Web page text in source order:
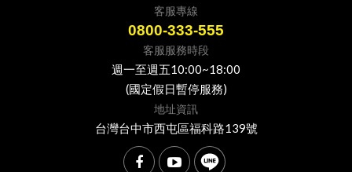
客服專線
0800-333-555
客服服務時段
週一至週五10:00~18:00
(國定假日暫停服務)
地址資訊
台灣台中市西屯區福科路139號